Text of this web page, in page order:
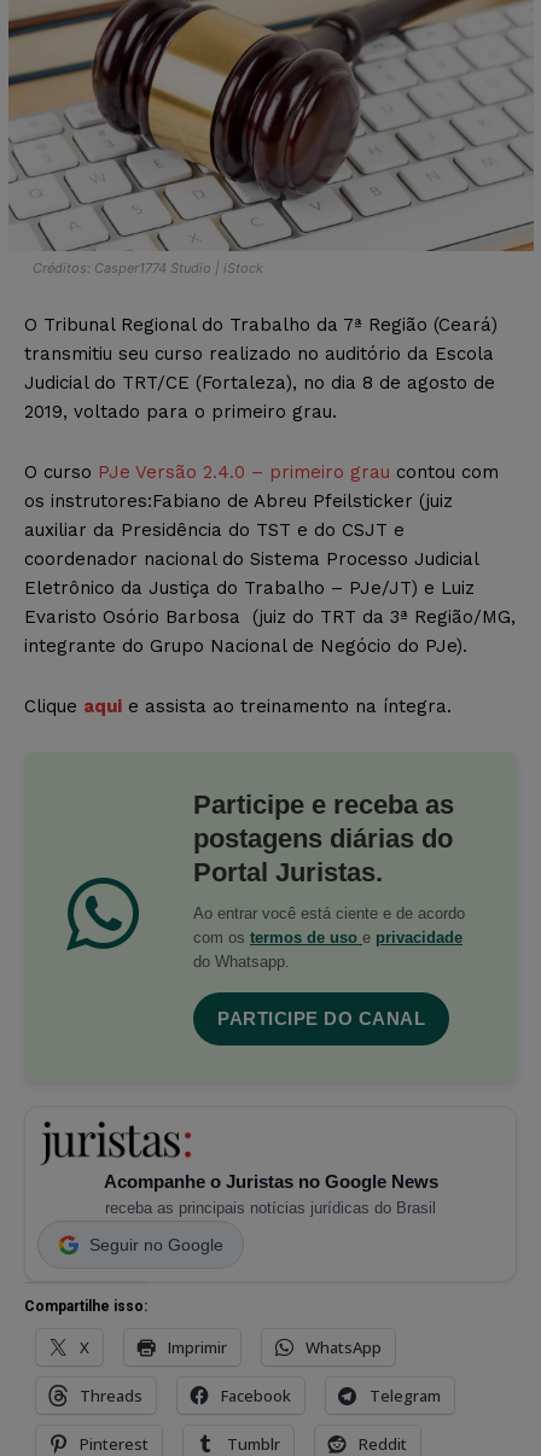
Créditos: Casper1774 Studio | iStock
O Tribunal Regional do Trabalho da 7ª Região (Ceará)
transmitiu seu curso realizado no auditório da Escola
Judicial do TRT/CE (Fortaleza), no dia 8 de agosto de
2019, voltado para o primeiro grau.
O curso PJe Versão 2.4.0 – primeiro grau contou com
os instrutores:Fabiano de Abreu Pfeilsticker (juiz
auxiliar da Presidência do TST e do CSJT e
coordenador nacional do Sistema Processo Judicial
Eletrônico da Justiça do Trabalho – PJe/JT) e Luiz
Evaristo Osório Barbosa (juiz do TRT da 3ª Região/MG,
integrante do Grupo Nacional de Negócio do PJe).
Clique aqui e assista ao treinamento na íntegra.
Participe e receba as
postagens diárias do
Portal Juristas.
Ao entrar você está ciente e de acordo
com os termos de uso e privacidade
do Whatsapp.
PARTICIPE DO CANAL
Acompanhe o Juristas no Google News
receba as principais notícias jurídicas do Brasil
Seguir no Google
Compartilhe isso:
X Imprimir WhatsApp
Threads Facebook Telegram
Pinterest Tumblr Reddit